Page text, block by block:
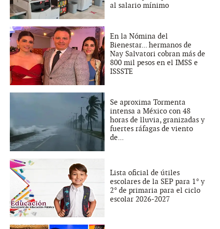
al salario mínimo
En la Nómina del
Bienestar... hermanos de
Nay Salvatori cobran más de
800 mil pesos en el IMSS e
ISSSTE
Se aproxima Tormenta
intensa a México con 48
horas de lluvia, granizadas y
fuertes ráfagas de viento
de...
Lista oficial de útiles
escolares de la SEP para 1° y
2° de primaria para el ciclo
escolar 2026-2027